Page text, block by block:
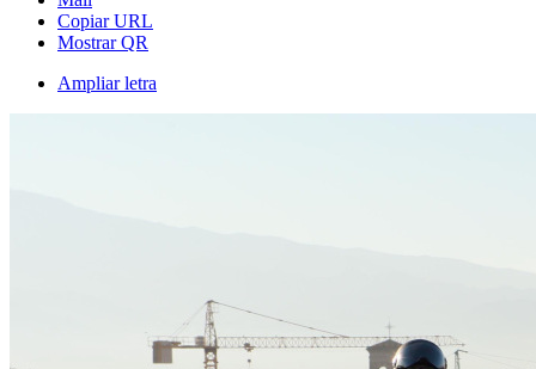
Copiar URL
Mostrar QR
Ampliar letra